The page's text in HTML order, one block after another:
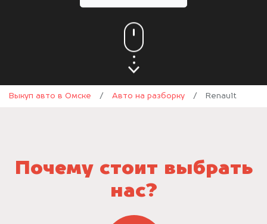
Выкуп авто в Омске / Авто на разборку / Renault
Почему стоит выбрать
нас?